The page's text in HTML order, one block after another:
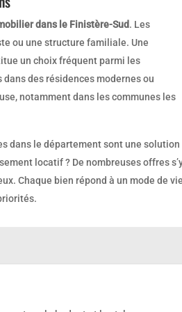
dans le Finistère-Sud. Les
ou une structure familiale. Une
un choix fréquent parmi les
des résidences modernes ou
notamment dans les communes les
dans le département sont une solution
locatif ? De nombreuses offres
Chaque bien répond à un mode de